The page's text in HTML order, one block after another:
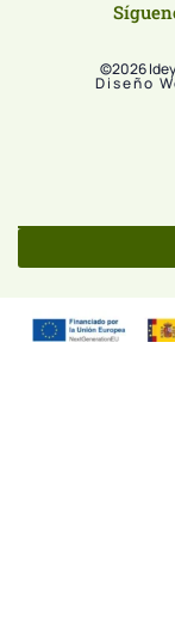
©2026
Diseño